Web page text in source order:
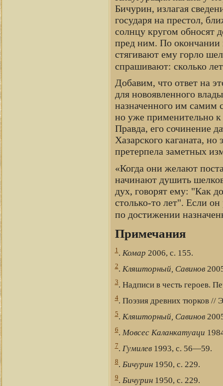
Бичурин, излагая
государя на престол,
солнцу кругом обносят
пред ним. По окончании
стягивают ему горло
спрашивают: сколько
Добавим, что ответ на
для новоявленного
назначенного им самим
но уже применительно к
Правда, его сочинение
Хазарского каганата,
претерпела заметных
«Когда они желают
начинают душить
дух, говорят ему: "Как
столько-то лет". Если
по достижении
Примечания
1. Комар 2006, с. 155.
2. Кляшторный, Савинов
3. Надписи в честь героев.
4. Поэзия древних тюрков //
5. Кляшторный, Савинов
6. Мовсес Каланкатуаци
7. Гумилев1993, с. 56—59.
8. Бичурин1950, с. 229.
9. Бичурин1950, с. 229.